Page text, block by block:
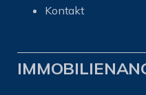
Kontakt